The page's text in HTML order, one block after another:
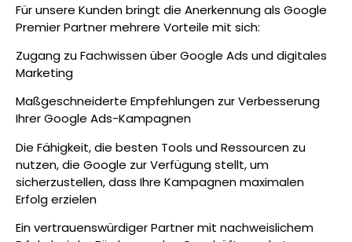
Für unsere Kunden bringt die Anerkennung als Google
Premier Partner mehrere Vorteile mit sich:
Zugang zu Fachwissen über Google Ads und digitales
Marketing
Maßgeschneiderte Empfehlungen zur Verbesserung
Ihrer Google Ads-Kampagnen
Die Fähigkeit, die besten Tools und Ressourcen zu
nutzen, die Google zur Verfügung stellt, um
sicherzustellen, dass Ihre Kampagnen maximalen
Erfolg erzielen
Ein vertrauenswürdiger Partner mit nachweislichem